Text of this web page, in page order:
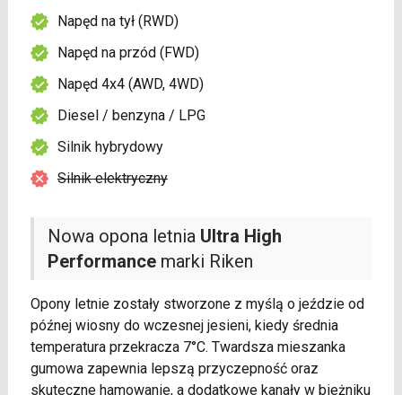
Nowa opona letnia Ultra High
Performancemarki Riken
Opony letnie zostały stworzone z myślą o jeździe od
późnej wiosny do wczesnej jesieni, kiedy średnia
temperatura przekracza 7°C. Twardsza mieszanka
gumowa zapewnia lepszą przyczepność oraz
skuteczne hamowanie, a dodatkowe kanały w bieżniku
Napęd na tył (RWD)
Napęd na przód (FWD)
Napęd 4x4 (AWD, 4WD)
Diesel / benzyna / LPG
Silnik hybrydowy
Silnik elektryczny